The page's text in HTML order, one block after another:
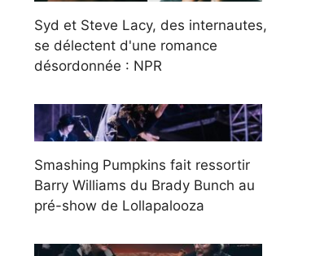
Syd et Steve Lacy, des internautes,
se délectent d'une romance
désordonnée : NPR
Smashing Pumpkins fait ressortir
Barry Williams du Brady Bunch au
pré-show de Lollapalooza